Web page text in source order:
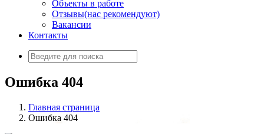
Объекты в работе
Отзывы(нас рекомендуют)
Вакансии
Контакты
Искать:
Ошибка 404
Главная страница
Ошибка 404